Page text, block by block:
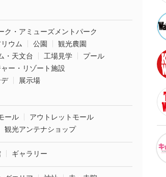
ク・アミューズメントパーク
ウム 公園
観光農園
・天文台 工場見学
プール
ャー・リゾート施設
展示場
ール
アウトレットモール
観光アンテナショップ
ギャラリー